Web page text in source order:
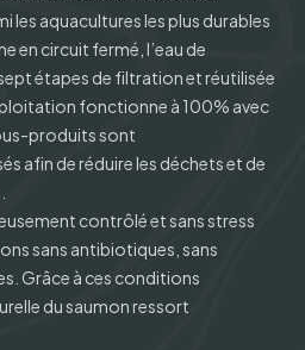
les aquacultures les plus durables
en circuit fermé, l’eau de
étapes de filtration et réutilisée
fonctionne à 100% avec
produits sont
afin de réduire les déchets et de
contrôlé et sans stress
sans antibiotiques, sans
Grâce à ces conditions
du saumon ressort